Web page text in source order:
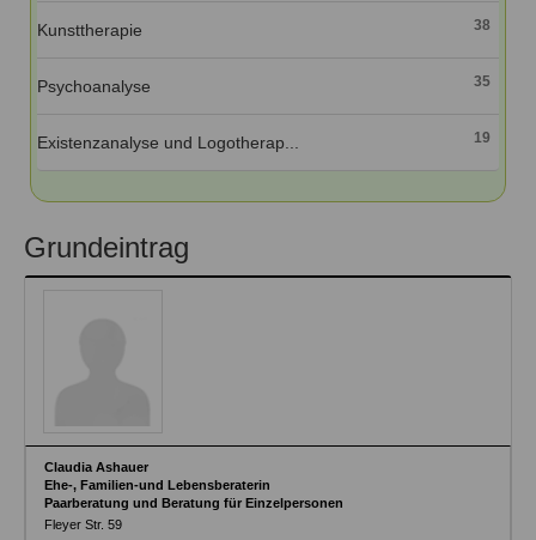
Kunsttherapie 38
Psychoanalyse 35
Existenzanalyse und Logotherap... 19
Grundeintrag
Claudia Ashauer
Ehe-, Familien-und Lebensberaterin
Paarberatung und Beratung für Einzelpersonen
Fleyer Str. 59